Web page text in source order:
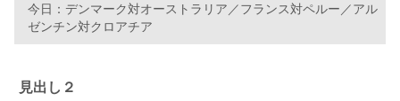
今日：デンマーク対オーストラリア／フランス対ペルー／アル
ゼンチン対クロアチア
見出し２